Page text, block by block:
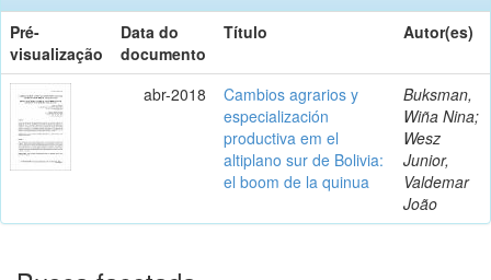
Pré-
visualização
Data do
documento
Título Autor(es)
abr-2018
Cambios agrarios y
especialización
productiva em el
altiplano sur de Bolivia:
el boom de la quinua
Buksman,
Wiña Nina;
Wesz
Junior,
Valdemar
João